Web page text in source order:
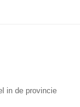
in de provincie